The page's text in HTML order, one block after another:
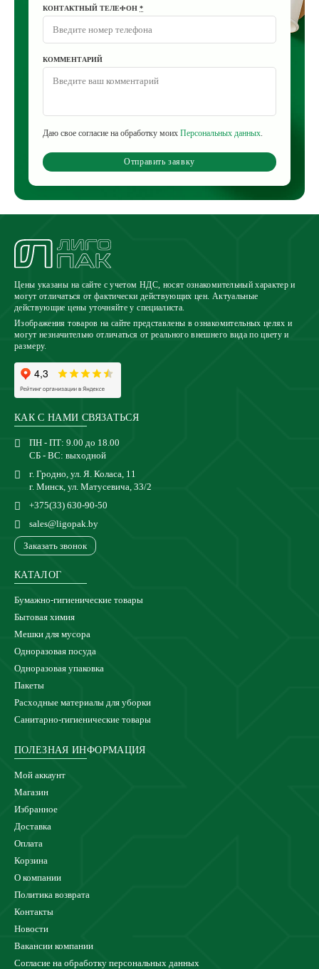
КОНТАКТНЫЙ ТЕЛЕФОН *
КОММЕНТАРИЙ
Даю свое согласие на обработку моих Персональных данных.
Отправить заявку
Цены указаны на сайте с учетом НДС, носят ознакомительный характер и
могут отличаться от фактически действующих цен. Актуальные
действующие цены уточняйте у специалиста.
Изображения товаров на сайте представлены в ознакомительных целях и
могут незначительно отличаться от реального внешнего вида по цвету и
размеру.
КАК С НАМИ СВЯЗАТЬСЯ
ПН - ПТ: 9.00 до 18.00
СБ - ВС: выходной
г. Гродно, ул. Я. Коласа, 11
г. Минск, ул. Матусевича, 33/2
+375(33) 630-90-50
sales@ligopak.by
Заказать звонок
КАТАЛОГ
Бумажно-гигиенические товары
Бытовая химия
Мешки для мусора
Одноразовая посуда
Одноразовая упаковка
Пакеты
Расходные материалы для уборки
Санитарно-гигиенические товары
ПОЛЕЗНАЯ ИНФОРМАЦИЯ
Мой аккаунт
Магазин
Избранное
Доставка
Оплата
Корзина
О компании
Политика возврата
Контакты
Новости
Вакансии компании
Согласие на обработку персональных данных